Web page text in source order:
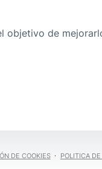
DE COOKIES POLITICA
de